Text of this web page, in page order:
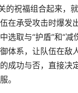
的祝福组合起来，
在承受攻击时爆发
选取与“护盾”和“减
体系，让队伍在敌
成功与否，直接决
。